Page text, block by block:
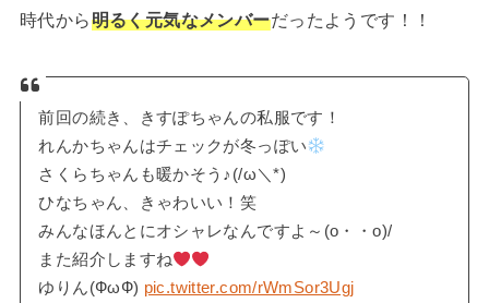
時代から明るく元気なメンバーだったようです！！
前回の続き、きすぽちゃんの私服です！
れんかちゃんはチェックが冬っぽい
さくらちゃんも暖かそう♪(/ω＼*)
ひなちゃん、きゃわいい！笑
みんなほんとにオシャレなんですよ～(o・・o)/
また紹介しますね
ゆりん(ФωФ) pic.twitter.com/rWmSor3Ugj